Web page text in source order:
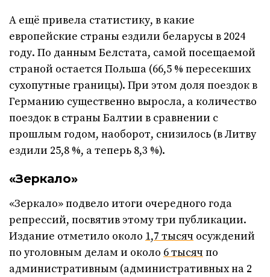
А ещё привела статистику, в какие
европейские страны ездили беларусы в 2024
году. По данным Белстата, самой посещаемой
страной остается Польша (66,5 % пересекших
сухопутные границы). При этом доля поездок в
Германию существенно выросла, а количество
поездок в страны Балтии в сравнении с
прошлым годом, наоборот, снизилось (в Литву
ездили 25,8 %, а теперь 8,3 %).
«Зеркало»
«Зеркало» подвело итоги очередного года
репрессий, посвятив этому три публикации.
Издание отметило около 1,7 тысяч осуждений
по уголовным делам и около 6 тысяч по
административным (административных на 2